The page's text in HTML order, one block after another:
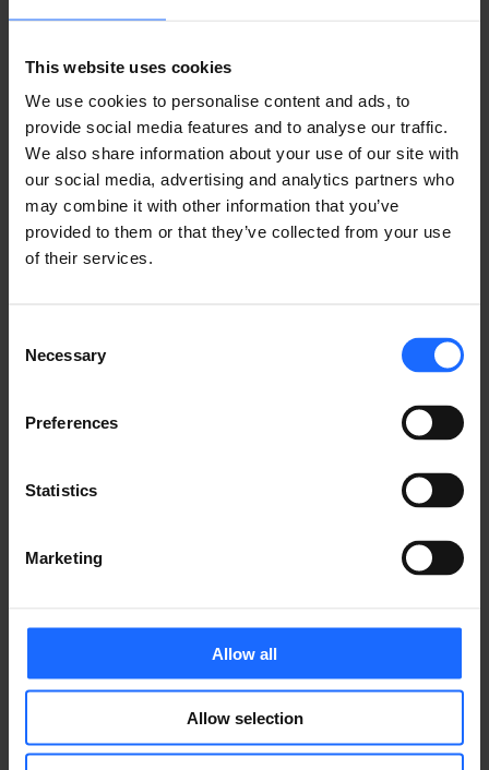
This website uses cookies
We use cookies to personalise content and ads, to
provide social media features and to analyse our traffic.
We also share information about your use of our site with
our social media, advertising and analytics partners who
may combine it with other information that you’ve
provided to them or that they’ve collected from your use
of their services.
Selection
Necessary
Preferences
Statistics
Marketing
Allow all
Allow selection
Lorem Ipsum is
simply dummy text
of the printing and
typesetting
industry
Lorem Ipsum is
simply dummy text
of the printing and
typesetting
industry